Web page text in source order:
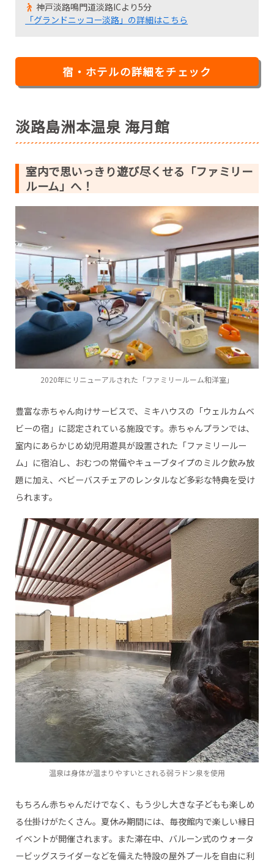
神戸淡路鳴門道淡路ICより5分
「グランドニッコー淡路」の詳細はこちら
宿・ホテルの詳細をチェック
淡路島洲本温泉 海月館
室内で思いっきり遊び尽くせる「ファミリー
ルーム」へ！
2020年にリニューアルされた「ファミリールーム和洋室」
豊富な赤ちゃん向けサービスで、ミキハウスの「ウェルカムベ
ビーの宿」に認定されている施設です。赤ちゃんプランでは、
室内にあらかじめ幼児用遊具が設置された「ファミリールー
ム」に宿泊し、おむつの常備やキューブタイプのミルク飲み放
題に加え、ベビーバスチェアのレンタルなど多彩な特典を受け
られます。
温泉は身体が温まりやすいとされる弱ラドン泉を使用
もちろん赤ちゃんだけでなく、もう少し大きな子どもも楽しめ
る仕掛けがたくさん。夏休み期間には、毎夜館内で楽しい縁日
イベントが開催されます。また滞在中、バルーン式のウォータ
ービッグスライダーなどを備えた特設の屋外プールを自由に利